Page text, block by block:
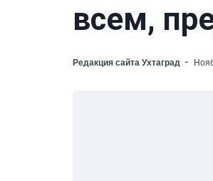
всем,
Редакция сайта Ухтаград